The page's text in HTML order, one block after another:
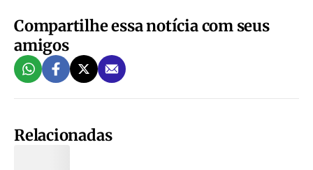
Compartilhe essa notícia com seus
amigos
Relacionadas